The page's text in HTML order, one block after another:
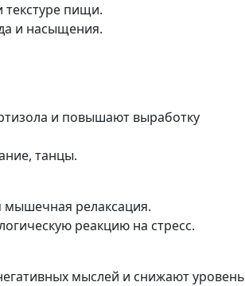
текстуре пищи.
и насыщения.
и повышают выработку
танцы.
мышечная релаксация.
реакцию на стресс.
мыслей и снижают уровень